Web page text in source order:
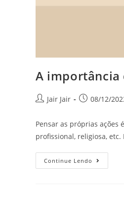
A importância
Jair Jair 08/12/
Pensar as próprias ações
profissional, religiosa,
Continue Lendo